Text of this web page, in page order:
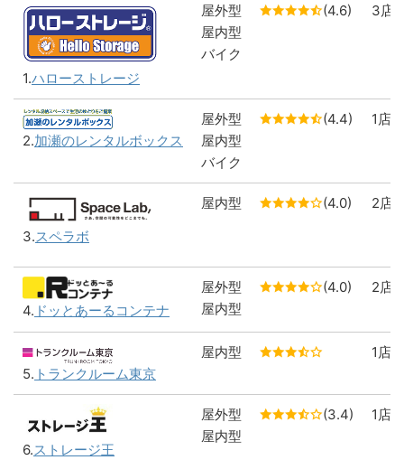
1.ハローストレージ
屋外型
屋内型
バイク
(4.6) 3店
2.加瀬のレンタルボックス
屋外型
屋内型
バイク
(4.4) 1店舗
3.スペラボ
屋内型 (4.0) 2店
4. ドッとあーるコンテナ
屋外型
屋内型
(4.0) 2店
5. トランクルーム東京
屋内型 1店舗
6.ストレージ王
屋外型
屋内型
(3.4) 1店舗